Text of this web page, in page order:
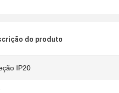
do produto
IP20